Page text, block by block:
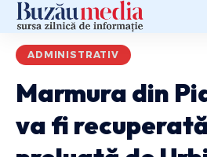
ADMINISTRATIV
Marmura din
va fi